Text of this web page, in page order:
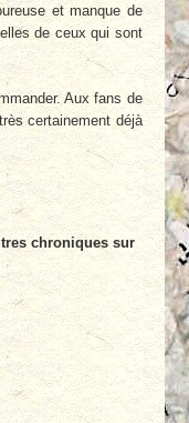
et manque de
de ceux qui sont
Aux fans de
certainement déjà
chroniques sur